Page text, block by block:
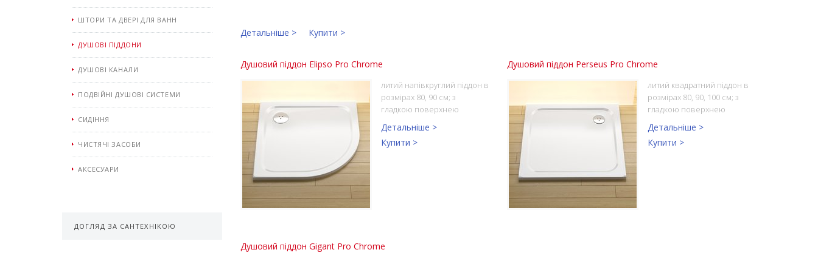
ШТОРИ ТА ДВЕРІ ДЛЯ ВАНН
ДУШОВІ ПІДДОНИ
ДУШОВІ КАНАЛИ
ПОДВІЙНІ ДУШОВІ СИСТЕМИ
СИДІННЯ
ЧИСТЯЧІ ЗАСОБИ
АКСЕСУАРИ
ДОГЛЯД ЗА САНТЕХНІКОЮ
Детальніше > Купити >
Душовий піддон Elipso Pro Chrome
литий напівкруглий піддон в
розмірах 80, 90 см; з
гладкою поверхнею
Детальніше >
Купити >
Душовий піддон Perseus Pro Chrome
литий квадратний піддон в
розмірах 80, 90, 100 см; з
гладкою поверхнею
Детальніше >
Купити >
Душовий піддон Gigant Pro Chrome